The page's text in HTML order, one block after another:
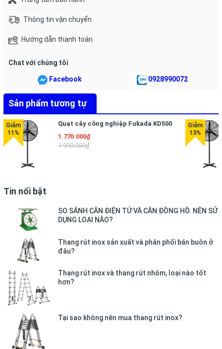
cũng giúp việc di chuyển quạt được dễ dàng hơn.
Quạt dễ dàng tháo lắp với cánh quạt được làm từ chất liệu
chùi.
Thông tin vận chuyển
Hướng dẫn thanh toán
Chat với chúng tôi
Facebook 0928990072
Sản phẩm tương tự
Quạt cây công nghiệp Fukada KD500
1.770.000₫
1.990.000₫
Tin nổi bật
SO SÁNH CÂN ĐIỆN TỬ VÀ CÂN ĐỒNG HỒ. NÊN SỬ
DỤNG LOẠI NÀO?
Thang rút inox sản xuất và phân phối bán buôn ở
đâu?
Thang rút inox và thang rút nhôm, loại nào tốt
hơn?
Tại sao không nên mua thang rút inox?